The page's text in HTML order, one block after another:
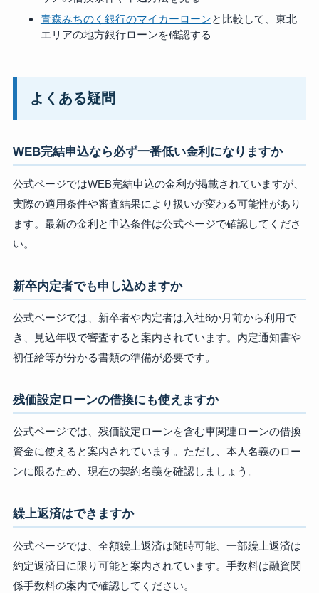
青森みちのく銀行のマイカーローンと比較して、東北
エリアの地方銀行ローンを確認する
よくある疑問
WEB完結申込なら必ず一番低い金利になりますか
公式ページではWEB完結申込の金利が掲載されていますが、
実際の適用条件や審査結果により扱いが変わる可能性があり
ます。最新の金利と申込条件は公式ページで確認してくださ
い。
新卒内定者でも申し込めますか
公式ページでは、新卒者や内定者は入社6か月前から利用で
き、見込年収で審査すると案内されています。内定通知書や
初任給等が分かる書類の準備が必要です。
残価設定ローンの借換にも使えますか
公式ページでは、残価設定ローンを含む車関連ローンの借換
資金に使えると案内されています。ただし、本人名義のロー
ンに限るため、現在の契約名義を確認しましょう。
繰上返済はできますか
公式ページでは、全額繰上返済は随時可能、一部繰上返済は
約定返済日に限り可能と案内されています。手数料は融資関
係手数料の案内で確認してください。